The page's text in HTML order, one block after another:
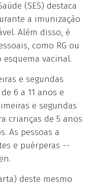
(SES) destaca
a imunização
Além disso, é
como RG ou
esquema vacinal.
e segundas
6 a 11 anos e
e segundas
crianças de 5 anos
As pessoas a
e puérperas --
deste mesmo